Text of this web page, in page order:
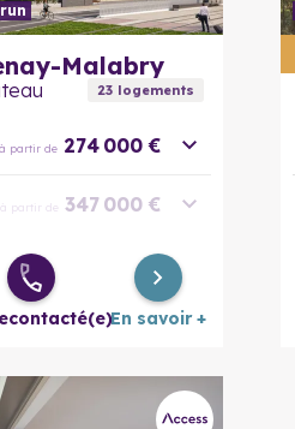
Malabry
23logements
à partir de 274 000 €
à partir de 347 000 €
à partir de 404 000 €
En savoir +